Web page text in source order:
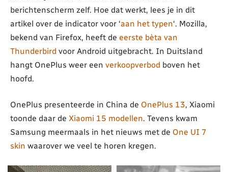
berichtenscherm zelf. Hoe dat werkt, lees je in dit
artikel over de indicator voor ‘aan het typen‘. Mozilla,
bekend van Firefox, heeft de eerste bèta van
Thunderbird voor Android uitgebracht. In Duitsland
hangt OnePlus weer een verkoopverbod boven het
hoofd.
OnePlus presenteerde in China de OnePlus 13, Xiaomi
toonde daar de Xiaomi 15 modellen. Tevens kwam
Samsung meermaals in het nieuws met de One UI 7
skin waarover we veel te horen kregen.